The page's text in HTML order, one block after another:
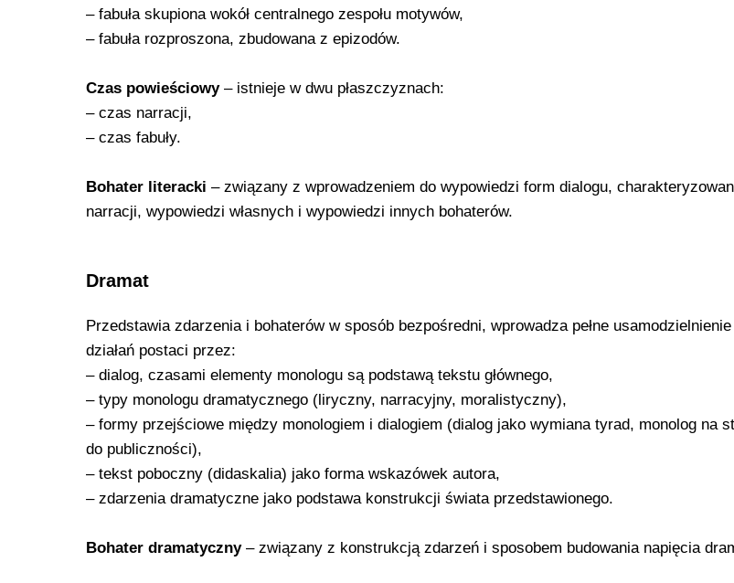
– fabuła skupiona wokół centralnego zespołu motywów,
– fabuła rozproszona, zbudowana z epizodów.
Czas powieściowy– istnieje w dwu płaszczyznach:
– czas narracji,
– czas fabuły.
Bohater literacki – związany z wprowadzeniem do wypowiedzi form dialogu,
narracji, wypowiedzi własnych i wypowiedzi innych bohaterów.
Dramat
Przedstawia zdarzenia i bohaterów w sposób bezpośredni, wprowadza pełne
działań postaci przez:
– dialog, czasami elementy monologu są podstawą tekstu głównego,
– typy monologu dramatycznego (liryczny, narracyjny, moralistyczny),
– formy przejściowe między monologiem i dialogiem (dialog jako wymiana tyrad, monolog na
do publiczności),
– tekst poboczny (didaskalia) jako forma wskazówek autora,
– zdarzenia dramatyczne jako podstawa konstrukcji świata przedstawionego.
Bohater dramatyczny– związany z konstrukcją zdarzeń i sposobem budowania napięcia